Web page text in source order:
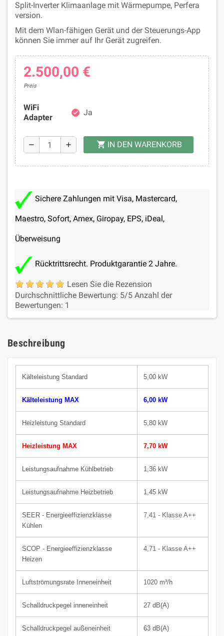
Split-Inverter Klimaanlage mit Wärmepumpe, Perfera
version.
Mit dem Wlan-fähigen Gerät und der Steuerungs-App
können Sie immer auf Ihr Gerät zugreifen.
2.500,00 €
Preis
WiFi
Adapter
check Ja
remove add shopping_cart IN DEN WARENKORB
Sichere Zahlungen mit Visa, Mastercard,
Maestro, Sofort, Amex, Giropay, EPS, iDeal,
Überweisung
Rücktrittsrecht. Produktgarantie 2 Jahre.
Lesen Sie die Rezension
Durchschnittliche Bewertung: 5/5 Anzahl der
Bewertungen: 1
Beschreibung
Kälteleistung Standard 5,00 kW
Kälteleistung MAX 6,00 kW
Heizleistung Standard 5,80 kW
Heizleistung MAX 7,70 kW
Leistungsaufnahme Kühlbetrieb 1,36 kW
Leistungsaufnahme Heizbetrieb 1,45 kW
SEER - Energieeffizienzklasse
Kühlen
7,41 - Klasse A++
SCOP - Energieeffizienzklasse
Heizen
4,71 - Klasse A++
Luftströmungsrate Inneneinheit 1020 m³/h
Schalldruckpegel inneneinheit 27 dB(A)
Schalldruckpegel außeneinheit 63 dB(A)